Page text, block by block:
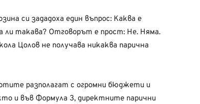
си зададоха един въпрос: Каква е
ли такава? Отговорът е прост: Не. Няма.
Цолов не получава никаква парична
разполагат с огромни бюджети и
и във Формула 3, директните парични